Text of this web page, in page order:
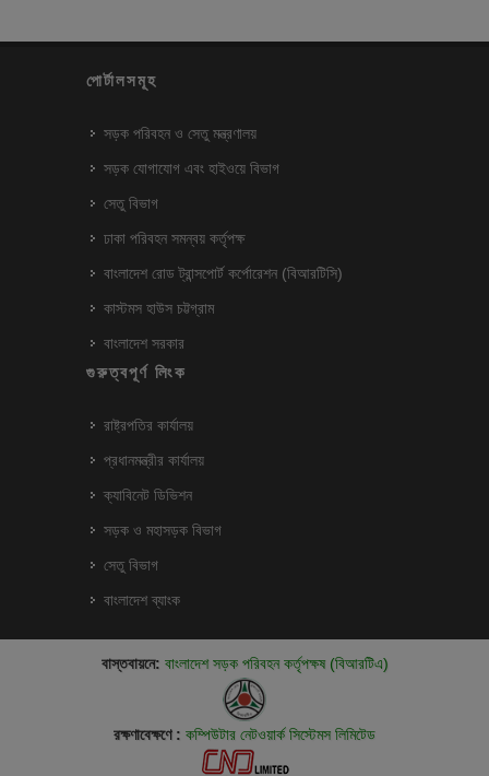
পোর্টালসমূহ
সড়ক পরিবহন ও সেতু মন্ত্রণালয়
সড়ক যোগাযোগ এবং হাইওয়ে বিভাগ
সেতু বিভাগ
ঢাকা পরিবহন সমন্বয় কর্তৃপক্ষ
বাংলাদেশ রোড ট্রান্সপোর্ট কর্পোরেশন (বিআরটিসি)
কাস্টমস হাউস চট্টগ্রাম
বাংলাদেশ সরকার
গুরুত্বপূর্ণ লিংক
রাষ্ট্রপতির কার্যালয়
প্রধানমন্ত্রীর কার্যালয়
ক্যাবিনেট ডিভিশন
সড়ক ও মহাসড়ক বিভাগ
সেতু বিভাগ
বাংলাদেশ ব্যাংক
বাস্তবায়নে: বাংলাদেশ সড়ক পরিবহন কর্তৃপক্ষ (বিআরটিএ)
রক্ষণাবেক্ষণে : কম্পিউটার নেটওয়ার্ক সিস্টেমস লিমিটেড